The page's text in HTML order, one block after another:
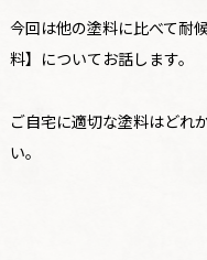
今回は他の塗料に比べて耐
料】についてお話します。
ご自宅に適切な塗料はどれ
い。